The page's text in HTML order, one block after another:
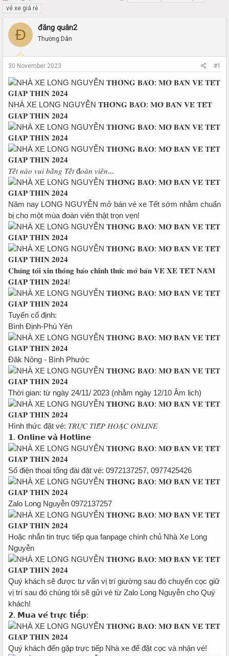
h
r
e
d
a
r
t
e
r
r
d
e
vé xe giá rẻ
Đ đăng quân2
Thường Dân
30 November 2023 #1
NHÀ XE LONG NGUYỄN 𝐓𝐇𝐎̂𝐍𝐆 𝐁𝐀́𝐎: 𝐌𝐎̛̉ 𝐁𝐀́𝐍 𝐕𝐄́ 𝐓𝐄̂́𝐓
𝐆𝐈𝐀́𝐏 𝐓𝐇𝐈̀𝐍 𝟐𝟎𝟐𝟒
𝑇𝑒̂́𝑡 𝑛𝑎̀𝑜 𝑣𝑢𝑖 𝑏𝑎̆̀𝑛𝑔 𝑇𝑒̂́𝑡 đ𝑜𝑎̀𝑛 𝑣𝑖𝑒̂𝑛...
Năm nay LONG NGUYỄN mở bán vé xe Tết sớm nhằm chuẩn
bị cho một mùa đoàn viên thật trọn vẹn!
𝐂𝐡𝐮́𝐧𝐠 𝐭𝐨̂𝐢 𝐱𝐢𝐧 𝐭𝐡𝐨̂𝐧𝐠 𝐛𝐚́𝐨 𝐜𝐡𝐢́𝐧𝐡 𝐭𝐡𝐮̛́𝐜 𝐦𝐨̛̉ 𝐛𝐚́𝐧 𝐕𝐄́ 𝐗𝐄 𝐓𝐄̂́𝐓 𝐍𝐀̆𝐌
𝐆𝐈𝐀́𝐏 𝐓𝐇𝐈̀𝐍 𝟐𝟎𝟐𝟒!
Tuyến cố định:
Bình Định-Phú Yên
Đăk Nông - Bình Phước
Thời gian: từ ngày 24/11/ 2023 (nhằm ngày 12/10 Âm lịch)
Hình thức đặt vé: 𝑇𝑅𝑈̛̣𝐶 𝑇𝐼𝐸̂́𝑃 𝐻𝑂𝐴̣̆𝐶 𝑂𝑁𝐿𝐼𝑁𝐸
𝟭. 𝗢𝗻𝗹𝗶𝗻𝗲 𝘃𝗮̀ 𝗛𝗼𝘁𝗹𝗶𝗻𝗲
Số điện thoại tổng đài đặt vé: 0972137257, 0977425426
Zalo Long Nguyễn 0972137257
Hoặc nhắn tin trực tiếp qua fanpage chính chủ Nhà Xe Long
Nguyễn
Quý khách sẽ được tư vấn vị trí giường sau đó chuyển cọc giữ
vị trí sau đó chúng tôi sẽ gửi vé từ Zalo Long Nguyễn cho Quý
khách!
𝟮. 𝗠𝘂𝗮 𝘃𝗲́ 𝘁𝗿𝘂̛̣𝗰 𝘁𝗶𝗲̂́𝗽:
Quý khách đến gặp trực tiếp Nhà xe để đặt cọc và nhận vé!